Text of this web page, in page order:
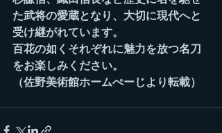
た武将の愛蔵となり、大切に現代へと
受け継がれています。
百花の如くそれぞれに魅力を放つ名刀
をお楽しみください。
（佐野美術館ホームぺーじより転載）